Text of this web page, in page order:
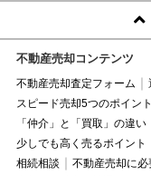
不動産売却コンテンツ
不動産売却査定フォーム
スピード売却5つのポイント
「仲介」と「買取」の違い
少しでも高く売るポイント
相続相談
不動産売却に